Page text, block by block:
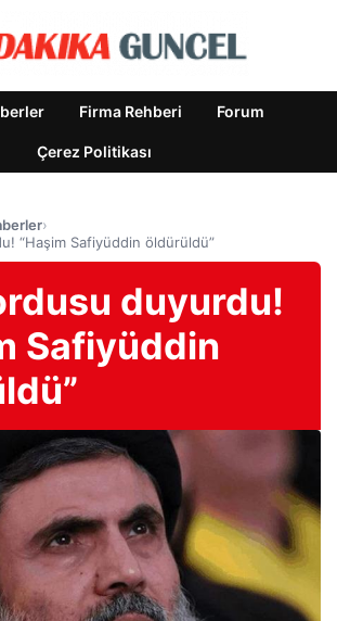
Firma Rehberi Forum
Çerez Politikası
›
“Haşim Safiyüddin öldürüldü”
duyurdu!
Safiyüddin